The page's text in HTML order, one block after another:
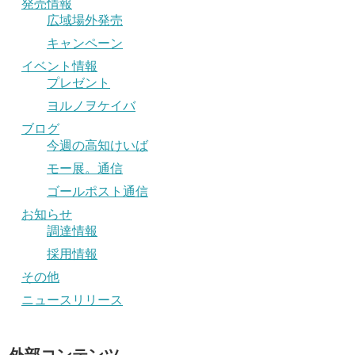
発売情報
広域場外発売
キャンペーン
イベント情報
プレゼント
ヨルノヲケイバ
ブログ
今週の高知けいば
モー展。通信
ゴールポスト通信
お知らせ
調達情報
採用情報
その他
ニュースリリース